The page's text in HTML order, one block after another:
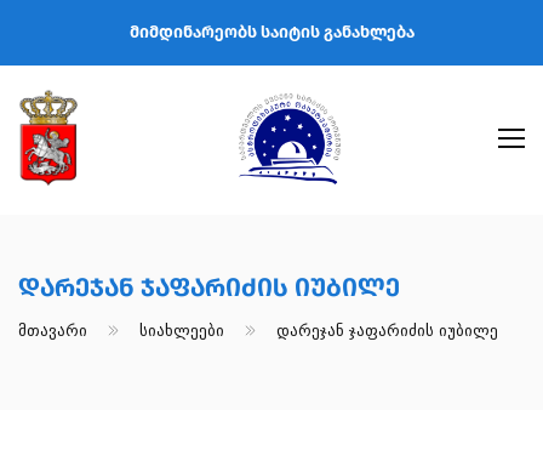
მიმდინარეობს საიტის განახლება
Დარეჯან Ჯაფარიძის Იუბილე
Მთავარი Სიახლეები Დარეჯან Ჯაფარიძის Იუბილე